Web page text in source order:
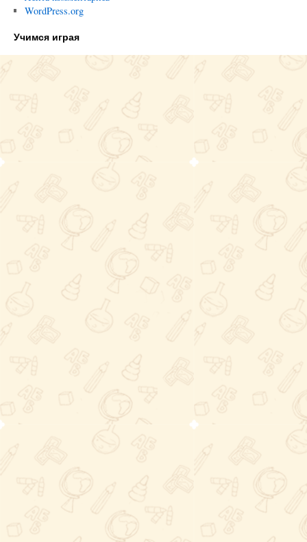
WordPress.org
Учимся играя